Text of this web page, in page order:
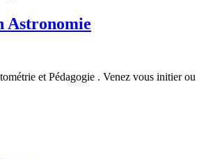
Astronomie
et Pédagogie . Venez vous initier ou